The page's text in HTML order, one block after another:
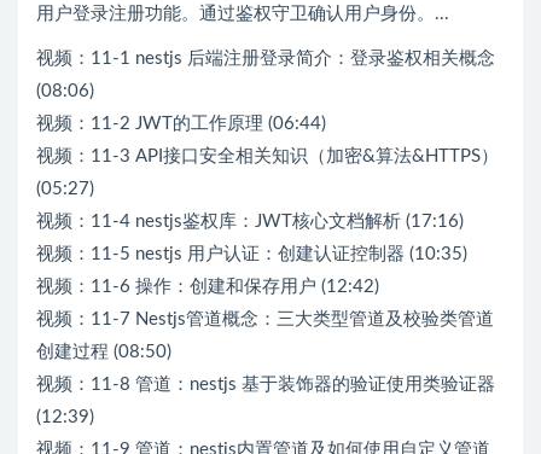
用户登录注册功能。通过鉴权守卫确认用户身份。...
视频：11-1 nestjs 后端注册登录简介：登录鉴权相关概念
(08:06)
视频：11-2 JWT的工作原理 (06:44)
视频：11-3 API接口安全相关知识（加密&算法&HTTPS）
(05:27)
视频：11-4 nestjs鉴权库：JWT核心文档解析 (17:16)
视频：11-5 nestjs 用户认证：创建认证控制器 (10:35)
视频：11-6 操作：创建和保存用户 (12:42)
视频：11-7 Nestjs管道概念：三大类型管道及校验类管道
创建过程 (08:50)
视频：11-8 管道：nestjs 基于装饰器的验证使用类验证器
(12:39)
视频：11-9 管道：nestjs内置管道及如何使用自定义管道